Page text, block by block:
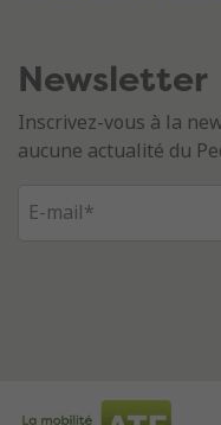
Newsletter
Inscrivez-vous à la
aucune actualité du